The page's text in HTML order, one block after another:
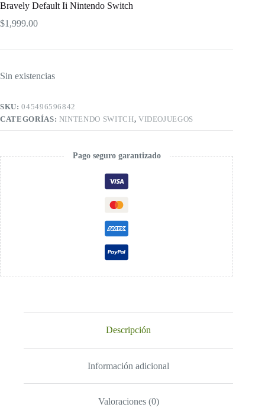
Bravely Default Ii Nintendo Switch
$1,999.00
Sin existencias
SKU:045496596842
CATEGORÍAS: NINTENDO SWITCH, VIDEOJUEGOS
Pago seguro garantizado
Descripción
Información adicional
Valoraciones (0)